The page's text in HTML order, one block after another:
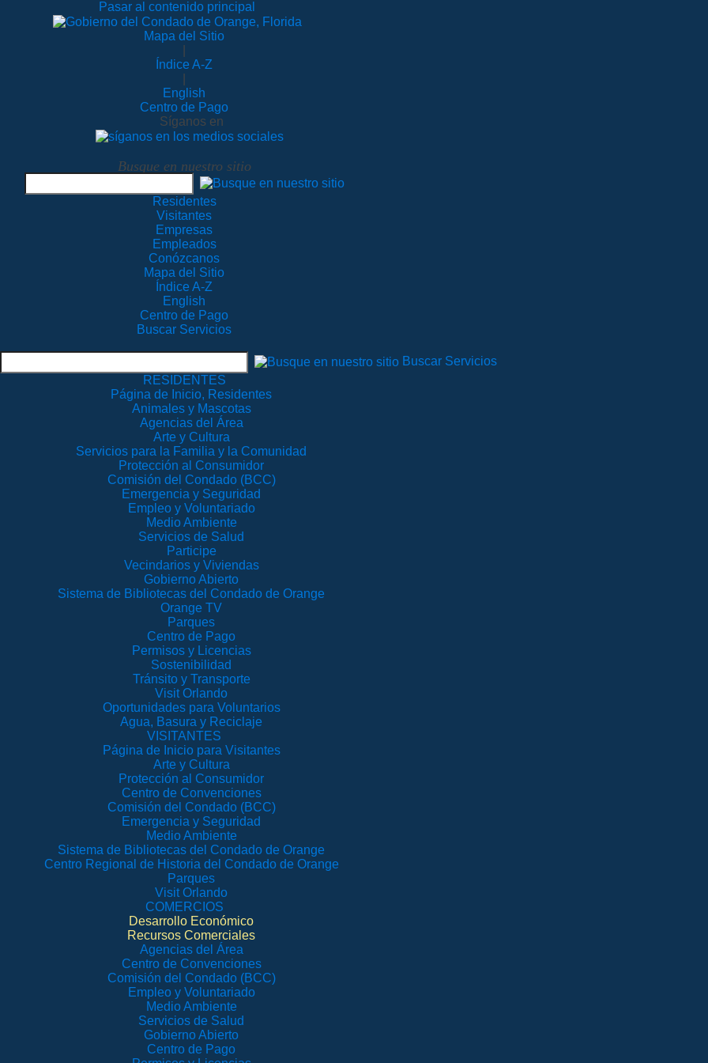
Pasar al contenido principal
Mapa del Sitio
Índice A-Z
English
Centro de Pago
Síganos en
Busque en nuestro sitio
Residentes
Visitantes
Empresas
Empleados
Conózcanos
Mapa del Sitio
Índice A-Z
English
Centro de Pago
Buscar Servicios
Buscar Servicios
RESIDENTES
Página de Inicio, Residentes
Animales y Mascotas
Agencias del Área
Arte y Cultura
Servicios para la Familia y la Comunidad
Protección al Consumidor
Comisión del Condado (BCC)
Emergencia y Seguridad
Empleo y Voluntariado
Medio Ambiente
Servicios de Salud
Participe
Vecindarios y Viviendas
Gobierno Abierto
Sistema de Bibliotecas del Condado de Orange
Orange TV
Parques
Centro de Pago
Permisos y Licencias
Sostenibilidad
Tránsito y Transporte
Visit Orlando
Oportunidades para Voluntarios
Agua, Basura y Reciclaje
VISITANTES
Página de Inicio para Visitantes
Arte y Cultura
Protección al Consumidor
Centro de Convenciones
Comisión del Condado (BCC)
Emergencia y Seguridad
Medio Ambiente
Sistema de Bibliotecas del Condado de Orange
Centro Regional de Historia del Condado de Orange
Parques
Visit Orlando
COMERCIOS
Desarrollo Económico
Recursos Comerciales
Agencias del Área
Centro de Convenciones
Comisión del Condado (BCC)
Empleo y Voluntariado
Medio Ambiente
Servicios de Salud
Gobierno Abierto
Centro de Pago